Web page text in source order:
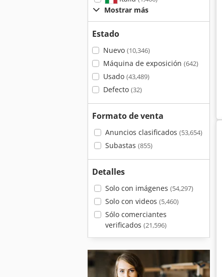
Mostrar más
Estado
Nuevo (10,346)
Máquina de exposición (642)
Usado (43,489)
Defecto (32)
Formato de venta
Anuncios clasificados (53,654)
Subastas (855)
Detalles
Solo con imágenes (54,297)
Solo con videos (5,460)
Sólo comerciantes
verificados (21,596)